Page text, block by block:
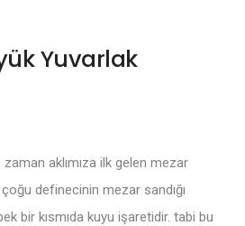
Yuvarlak
aklımıza ilk gelen mezar
definecinin mezar sandığı
bir kısmıda kuyu işaretidir. tabi bu